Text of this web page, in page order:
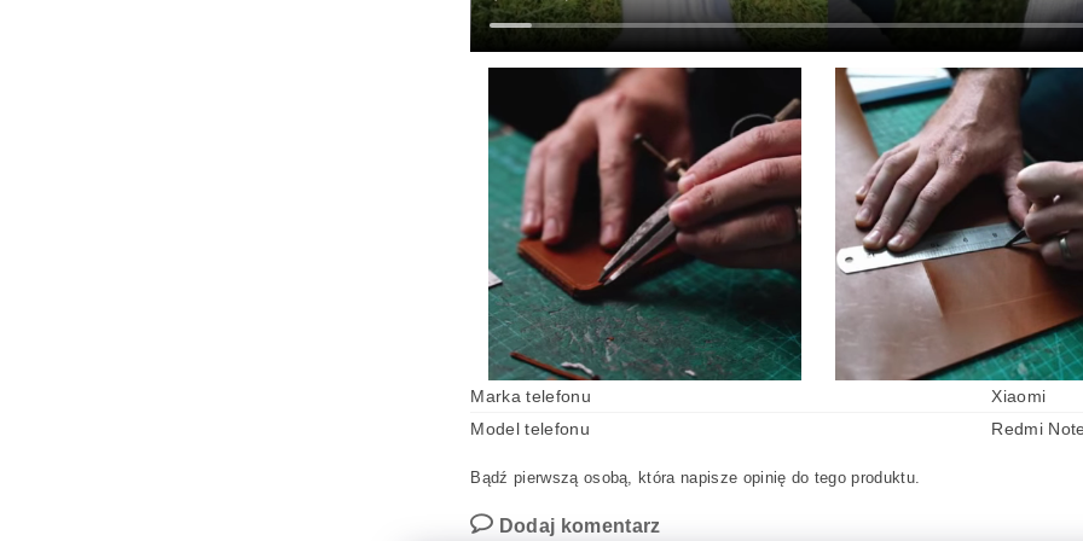
Marka telefonu
Xiaomi
Model telefonu
Redmi
Bądź pierwszą osobą, która napisze opinię do tego produktu.
Dodaj komentarz